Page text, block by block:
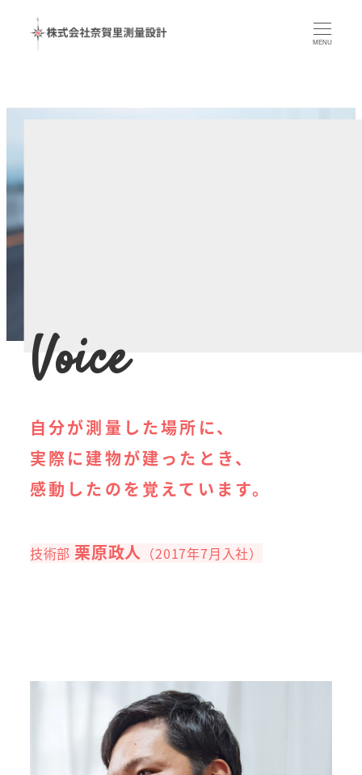
ン
ツ
へ
移
動
MENU
Voice
自分が測量した場所に、
実際に建物が建ったとき、
感動したのを覚えています。
技術部 栗原政人 （2017年7月入社）